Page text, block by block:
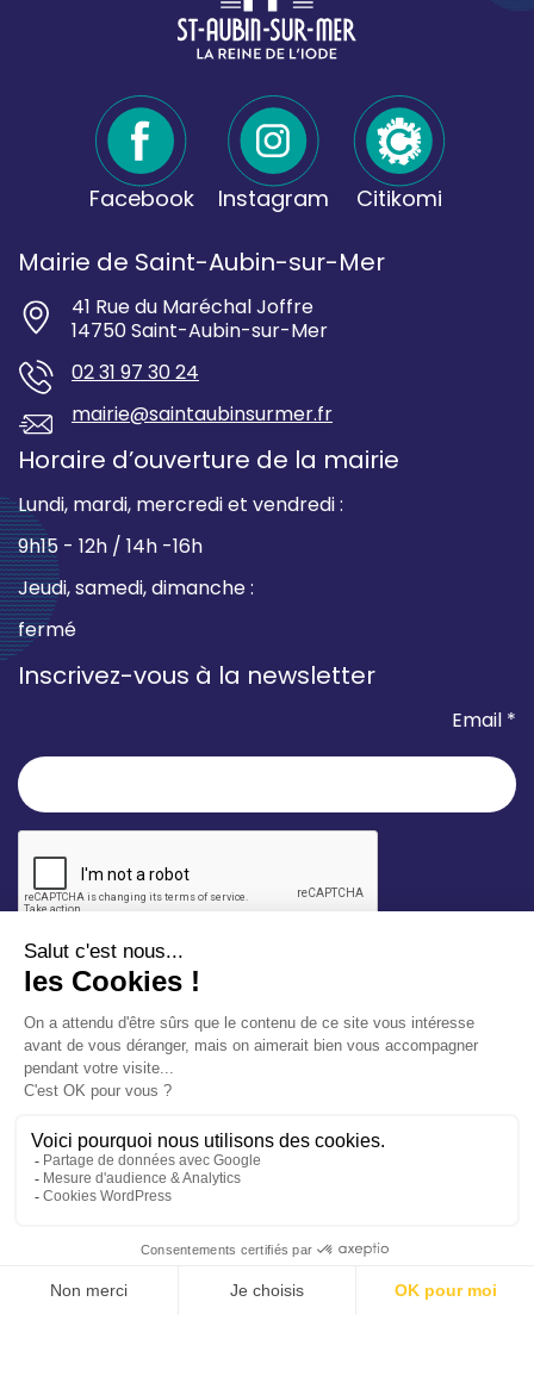
Facebook Instagram Citikomi
Mairie de Saint-Aubin-sur-Mer
41 Rue du Maréchal Joffre
14750 Saint-Aubin-sur-Mer
02 31 97 30 24
mairie@saintaubinsurmer.fr
Horaire d’ouverture de la mairie
Lundi, mardi, mercredi et vendredi :
9h15 - 12h / 14h -16h
Jeudi, samedi, dimanche :
fermé
Inscrivez-vous à la newsletter
Email *
* champ requis
Votre adresse e-mail est uniquement utilisée pour
vous envoyer les lettres d'information de la Mairie de
utiliser le lien de désabonnement intégré dans la
newsletter. Consultez notrepolitique de
confidentialitépour en savoir plus.
Politique de confidentialité